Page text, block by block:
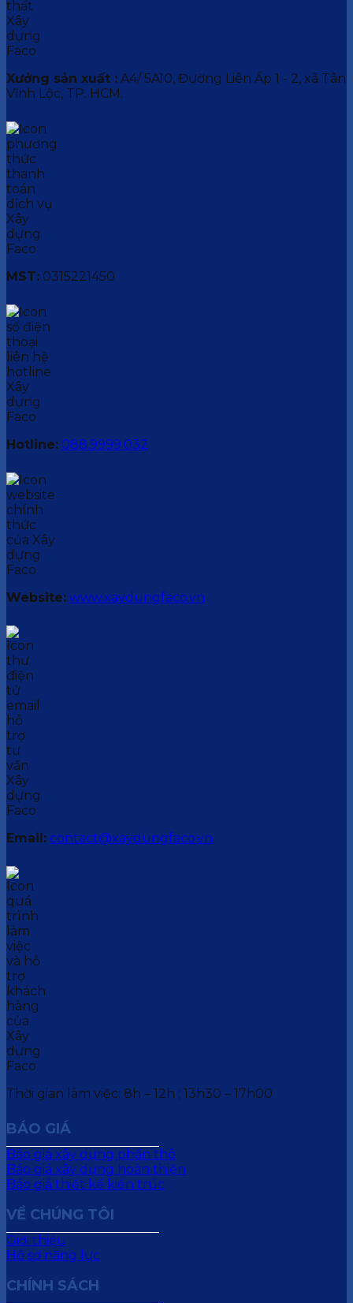
Xưởng sản xuất : A4/ 5A10, Đường Liên Ấp 1 - 2, xã Tân
Vĩnh Lộc, TP. HCM.
MST: 0315221450
Hotline: 088.9999.032
Website: www.xaydungfaco.vn
Email: contact@xaydungfaco.vn
Thời gian làm việc: 8h – 12h ; 13h30 – 17h00
BÁO GIÁ
Báo giá xây dựng phần thô
Báo giá xây dựng hoàn thiện
Báo giá thiết kế kiến trúc
VỀ CHÚNG TÔI
Giới thiệu
Hồ sơ năng lực
CHÍNH SÁCH